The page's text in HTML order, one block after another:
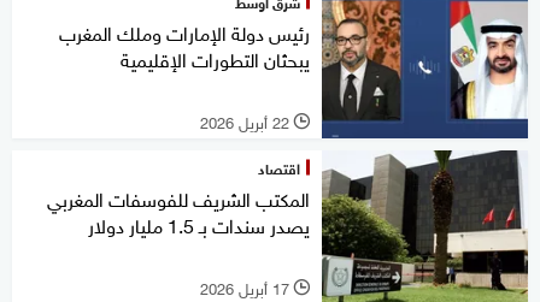
رئيس دولة الإمارات وملك المغرب
يبحثان التطورات الإقليمية
l 22 أبريل 2026
اقتصاد
المكتب الشريف للفوسفات المغربي
يصدر سندات بـ 1.5 مليار دولار
l 17 أبريل 2026